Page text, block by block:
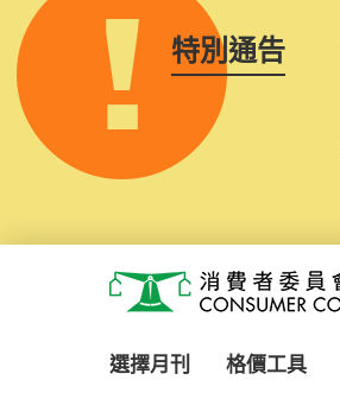
特別通告
消費者委員會
選擇月刊 格價工具